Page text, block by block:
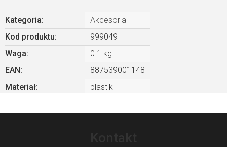
Kategoria:
Akcesoria
Kod produktu:
999049
Waga:
0.1 kg
EAN:
887539001148
Materiał: plastik